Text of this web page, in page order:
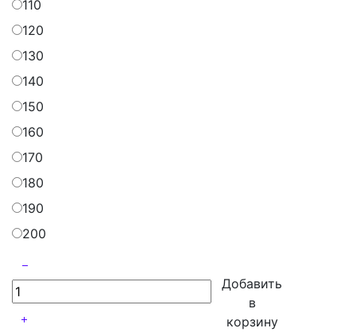
110
120
130
140
150
160
170
180
190
200
Добавить
в
корзину